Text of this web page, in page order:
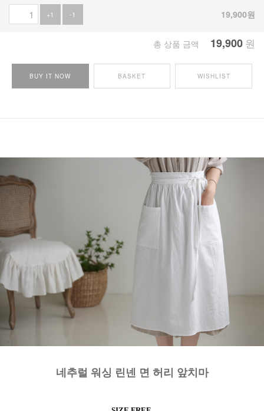
+1 -1 19,900원
총 상품 금액 19,900 원
BUY IT NOW BASKET WISHLIST
네추럴 워싱 린넨 면 허리 앞치마